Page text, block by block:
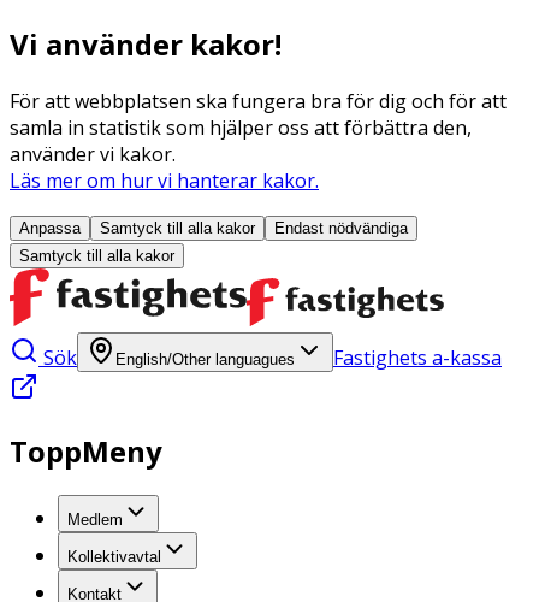
Vi använder kakor!
För att webbplatsen ska fungera bra för dig och för att
samla in statistik som hjälper oss att förbättra den,
använder vi kakor.
Läs mer om hur vi hanterar kakor.
Anpassa Samtyck till alla kakor
Endast nödvändiga
Samtyck till alla kakor
Sök English/Other languagues Fastighets a-kassa
ToppMeny
Medlem
Kollektivavtal
Kontakt